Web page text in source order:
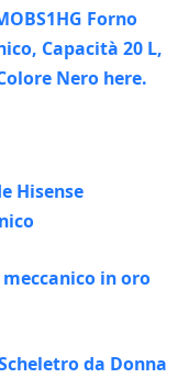
Hisense
in oro
da Donna